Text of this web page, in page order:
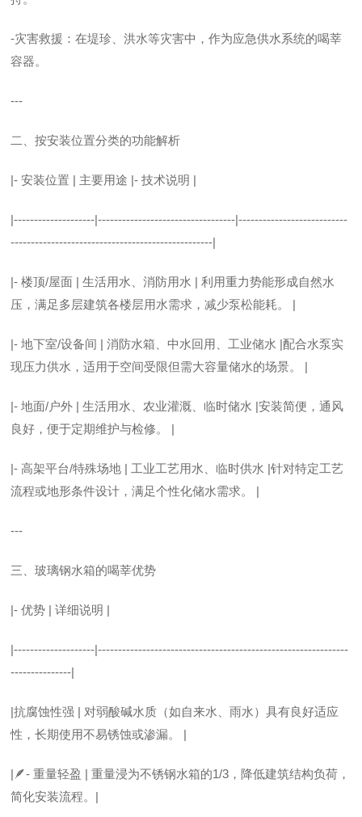
-灾害救援：在堤珍、洪水等灾害中，作为应急供水系统的喝莘
容器。
---
二、按安装位置分类的功能解析
|- 安装位置 | 主要用途 |- 技术说明 |
|--------------------|----------------------------------|---------------------------
--------------------------------------------------|
|- 楼顶/屋面 | 生活用水、消防用水 | 利用重力势能形成自然水
压，满足多层建筑各楼层用水需求，减少泵松能耗。 |
|- 地下室/设备间 | 消防水箱、中水回用、工业储水 |配合水泵实
现压力供水，适用于空间受限但需大容量储水的场景。 |
|- 地面/户外 | 生活用水、农业灌溉、临时储水 |安装简便，通风
良好，便于定期维护与检修。 |
|- 高架平台/特殊场地 | 工业工艺用水、临时供水 |针对特定工艺
流程或地形条件设计，满足个性化储水需求。 |
---
三、玻璃钢水箱的喝莘优势
|- 优势 | 详细说明 |
|--------------------|--------------------------------------------------------------
---------------|
|抗腐蚀性强 | 对弱酸碱水质（如自来水、雨水）具有良好适应
性，长期使用不易锈蚀或渗漏。 |
|🪶- 重量轻盈 | 重量浸为不锈钢水箱的1/3，降低建筑结构负荷，
简化安装流程。|